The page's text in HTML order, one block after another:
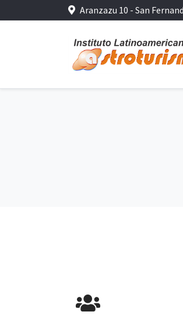
Aranzazu 10 - San